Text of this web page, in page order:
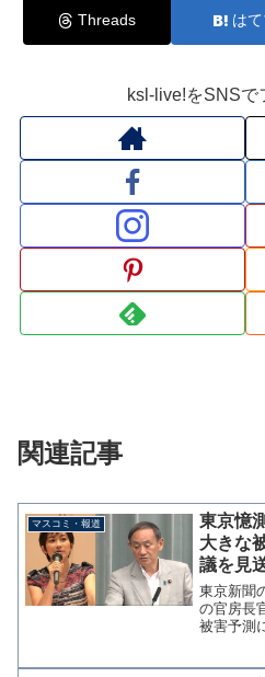
Threads は
ksl-live!をSNSで
関連記事
マスコミ・報道
東京憶
大きな
議を見
発災前
ど？」
東京新聞
の官房長
被害予測